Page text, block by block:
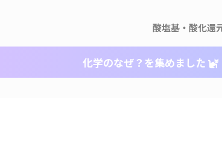
酸塩基・酸化還
化学のなぜ？を集めました